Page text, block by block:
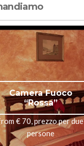
Camera Fuoco
“Rossa”
€ 70, prezzo per due
persone